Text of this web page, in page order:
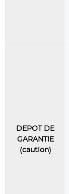
DEPOT DE
GARANTIE
(caution)